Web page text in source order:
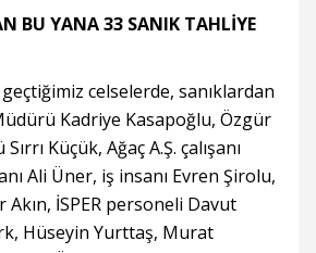
BU YANA 33 SANIK TAHLİYE
celselerde, sanıklardan
Kadriye Kasapoğlu, Özgür
Küçük, Ağaç A.Ş. çalışanı
Ali Üner, iş insanı Evren Şirolu,
Akın, İSPER personeli Davut
Hüseyin Yurttaş, Murat